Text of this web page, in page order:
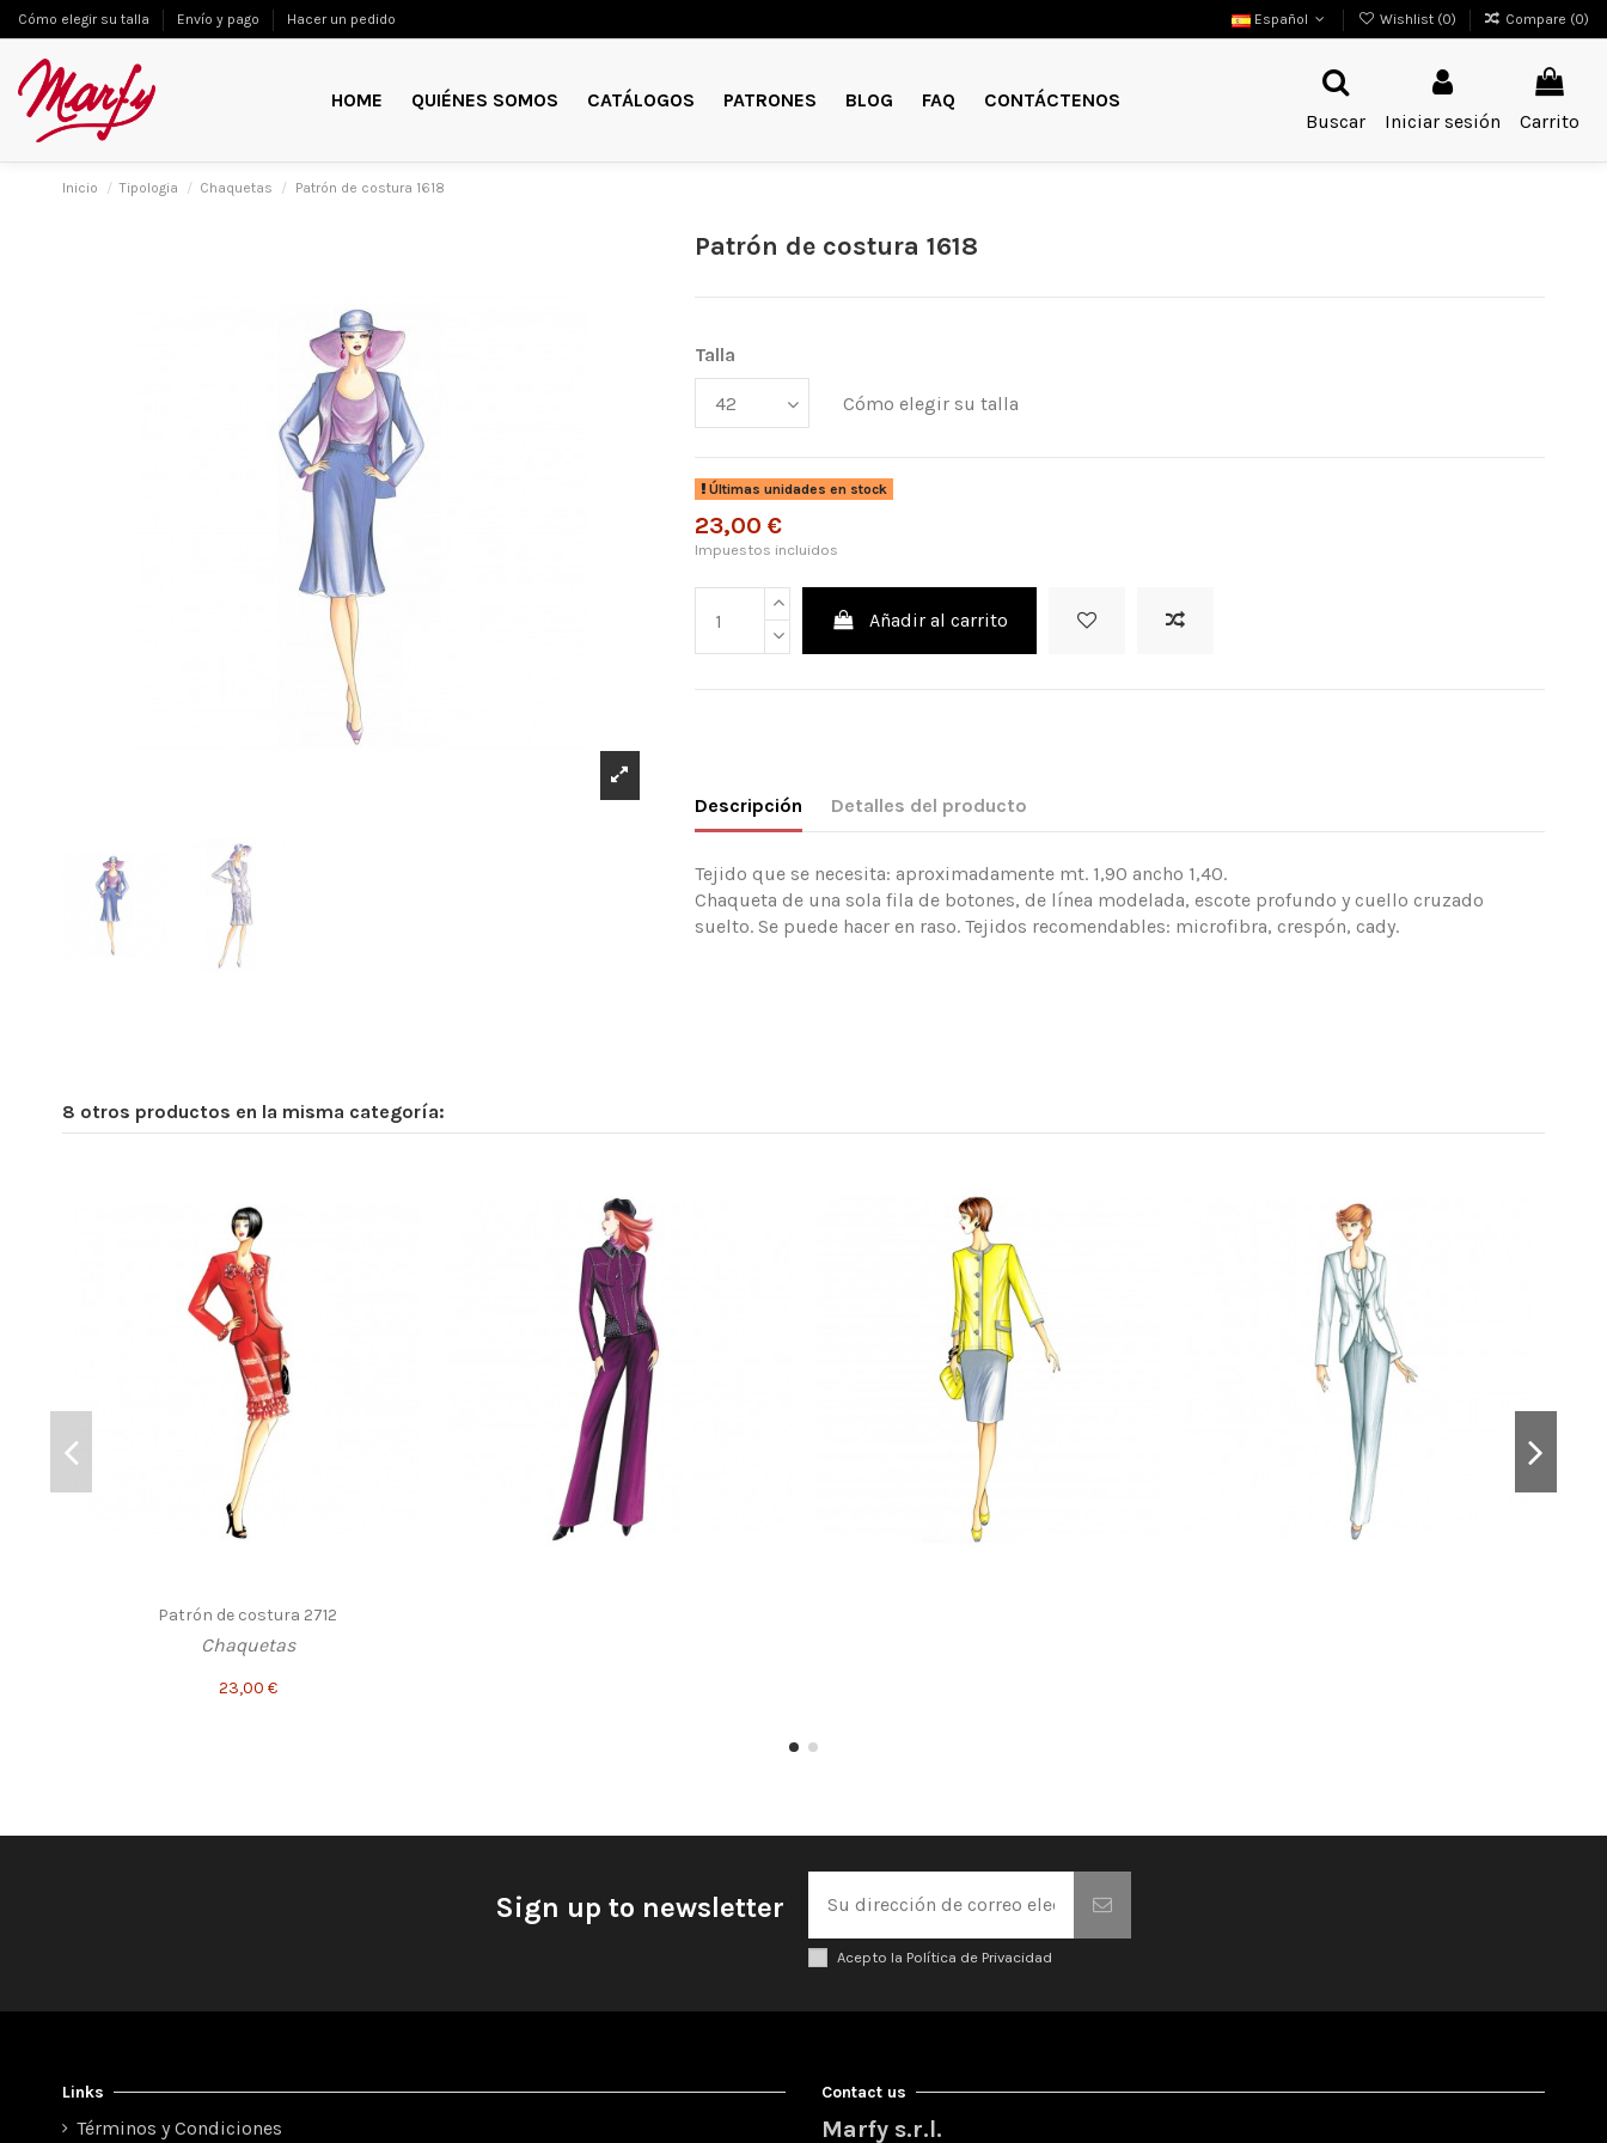
Cómo elegir su talla Envío y pago Hacer un pedido Español Wishlist (0) Compare (0)
HOME QUIÉNES SOMOS CATÁLOGOS PATRONES BLOG FAQ
CONTÁCTENOS
Buscar
Iniciar sesión Carrito
Inicio Tipologia Chaquetas Patrón de costura 1618
Patrón de costura 1618
Talla
Cómo elegir su talla
Últimas unidades en stock
23,00 €
Impuestos incluidos
Añadir al carrito
Descripción Detalles del producto
Tejido que se necesita: aproximadamente mt. 1,90 ancho 1,40.
Chaqueta de una sola fila de botones, de línea modelada, escote profundo y cuello cruzado
suelto. Se puede hacer en raso. Tejidos recomendables: microfibra, crespón, cady.
8 otros productos en la misma categoría:
Patrón de costura 2712
Chaquetas
23,00 €
Sign up to newsletter
Acepto la Política de Privacidad
Links
Términos y Condiciones
Contact us
Marfy s.r.l.